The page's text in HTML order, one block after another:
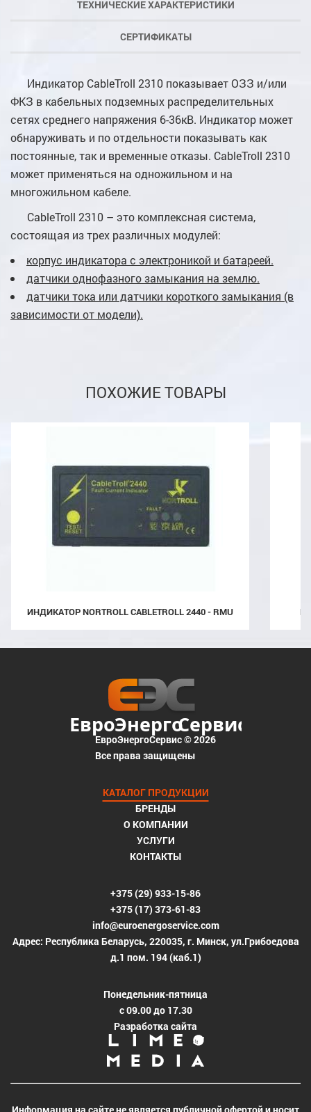
ТЕХНИЧЕСКИЕ ХАРАКТЕРИСТИКИ
СЕРТИФИКАТЫ
Индикатор CableTroll 2310 показывает ОЗЗ и/или
ФКЗ в кабельных подземных распределительных
сетях среднего напряжения 6-36кВ. Индикатор может
обнаруживать и по отдельности показывать как
постоянные, так и временные отказы. CableTroll 2310
может применяться на одножильном и на
многожильном кабеле.
CableTroll 2310 – это комплексная система,
состоящая из трех различных модулей:
корпус индикатора с электроникой и батареей.
датчики однофазного замыкания на землю.
датчики тока или датчики короткого замыкания (в
зависимости от модели).
ПОХОЖИЕ ТОВАРЫ
ИНДИКАТОР NORTROLL CABLETROLL 2440 - RMU
ЕвроЭнергоСервис © 2026
Все права защищены
КАТАЛОГ ПРОДУКЦИИ
БРЕНДЫ
О КОМПАНИИ
УСЛУГИ
КОНТАКТЫ
+375 (29) 933-15-86
+375 (17) 373-61-83
info@euroenergoservice.com
Адрес: Республика Беларусь, 220035, г. Минск, ул.Грибоедова
д.1 пом. 194 (каб.1)
Понедельник-пятница
с 09.00 до 17.30
Разработка сайта